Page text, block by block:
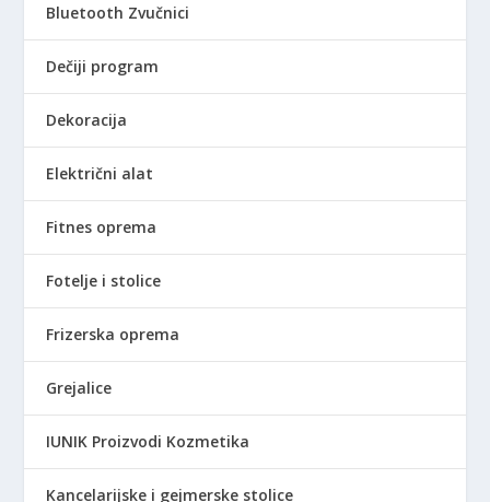
Bluetooth Zvučnici
Dečiji program
Dekoracija
Električni alat
Fitnes oprema
Fotelje i stolice
Frizerska oprema
Grejalice
IUNIK Proizvodi Kozmetika
Kancelarijske i gejmerske stolice